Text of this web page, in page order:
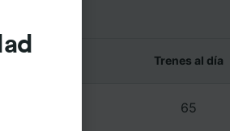
Trenes al día
65